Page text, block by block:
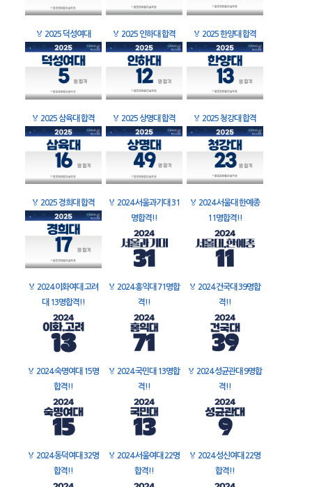
🏅 2025 덕성여대 🏅 2025 인하대 합격 🏅 2025 한양대 합격
🏅 2025 삼육대 합격 🏅 2025 상명대 합격 🏅 2025 청강대 합격
🏅 2025 경희대 합격 🏅 2024 서울과기대 31
명합격!!
🏅 2024 서울대 한예종
11명합격!!
🏅 2024 이화여대 고려
대 13명합격!!
🏅 2024 홍익대 71명합
격!!
🏅 2024 건국대 39명합
격!!
🏅 2024 숙명여대 15명
합격!!
🏅 2024 국민대 13명합
격!!
🏅 2024 성균관대 9명합
격!!
🏅 2024 동덕여대 32명
합격!!
🏅 2024 서울여대 22명
합격!!
🏅 2024 성신여대 22명
합격!!